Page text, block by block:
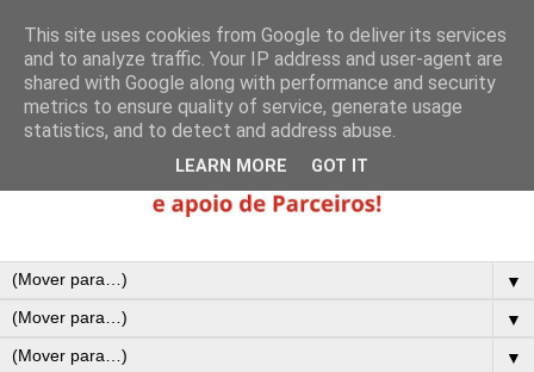
▼
▼
▼
This site uses cookies from Google to deliver its services
and to analyze traffic. Your IP address and user-agent are
shared with Google along with performance and security
metrics to ensure quality of service, generate usage
statistics, and to detect and address abuse.
LEARN MORE GOT IT